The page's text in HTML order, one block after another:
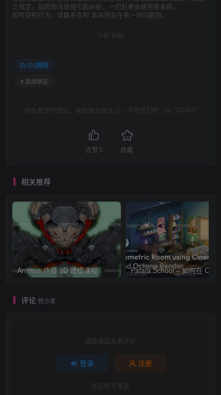
之规定。如因非法使用引起纠纷，一切后果由使用者承担。
如有侵权行为，请联系告知 本站将会在第一时间删除。
THE END
CG教程
# 面部绑定
将免费进行到底，喜欢就支持关注一下吧我们吧，by_CGART
点赞 5 收藏
相关推荐
Arrimus 终极 3D 建模课程
评论 抢沙发
请登录后发表评论
登录 注册
社交账号登录